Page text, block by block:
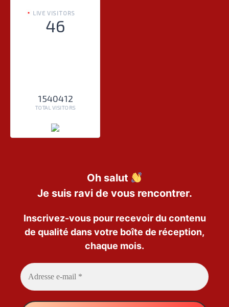
LIVE VISITORS
46
1540412
TOTAL VISITORS
Oh salut
Je suis ravi de vous rencontrer.
Inscrivez-vous pour recevoir du contenu
de qualité dans votre boîte de réception,
chaque mois.